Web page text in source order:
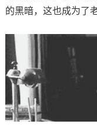
的黑暗，这也成为了